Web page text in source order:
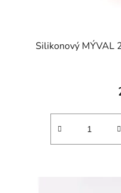
Silikonový MÝVAL